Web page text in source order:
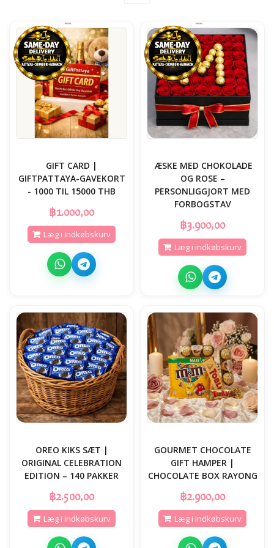
GIFT CARD |
GIFTPATTAYA-GAVEKORT
- 1000 TIL 15000 THB
฿1.000,00
Læg i indkøbskurv
️ ÆSKE MED CHOKOLADE
OG ROSE –
PERSONLIGGJORT MED
FORBOGSTAV
฿3.900,00
Læg i indkøbskurv
OREO KIKS SÆT |
ORIGINAL CELEBRATION
EDITION – 140 PAKKER
฿2.500,00
Læg i indkøbskurv
GOURMET CHOCOLATE
GIFT HAMPER |
CHOCOLATE BOX RAYONG
฿2.900,00
Læg i indkøbskurv